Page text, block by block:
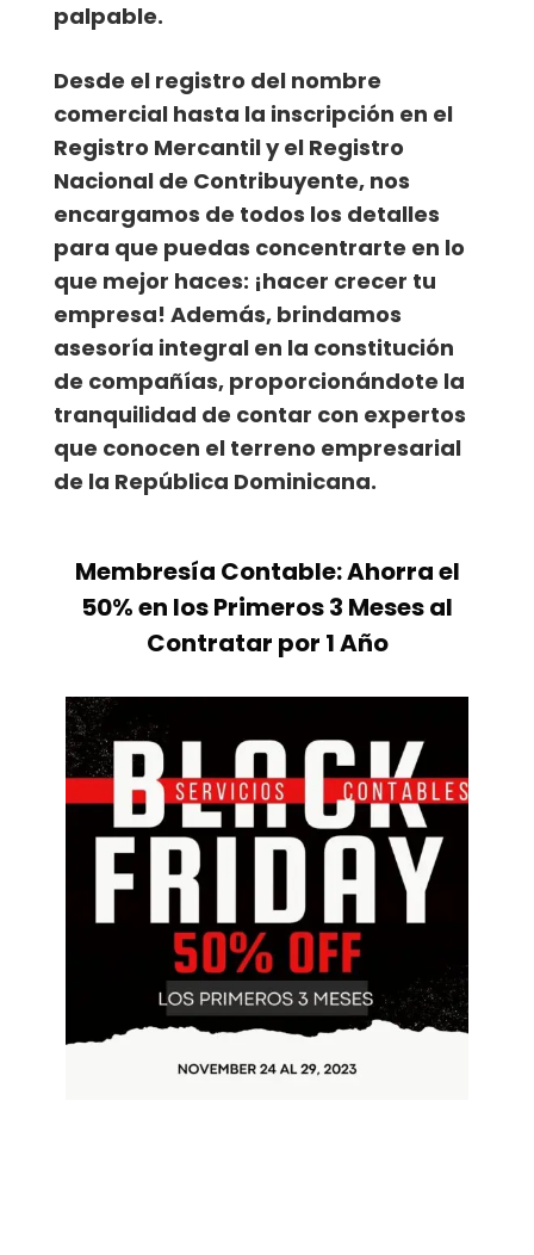
palpable.
Desde el registro del nombre
comercial hasta la inscripción en el
Registro Mercantil y el Registro
Nacional de Contribuyente, nos
encargamos de todos los detalles
para que puedas concentrarte en lo
que mejor haces: ¡hacer crecer tu
empresa! Además, brindamos
asesoría integral en la constitución
de compañías, proporcionándote la
tranquilidad de contar con expertos
que conocen el terreno empresarial
de la República Dominicana.
Membresía Contable: Ahorra el
50% en los Primeros 3 Meses al
Contratar por 1 Año